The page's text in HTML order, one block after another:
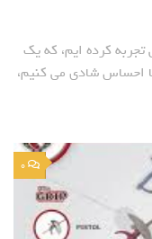
کرده ایم، که یک
شادی می کنیم،
0